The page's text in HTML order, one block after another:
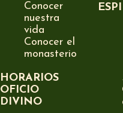
Conocer
nuestra
vida
Conocer el
monasterio
HORARIOS
OFICIO
DIVINO